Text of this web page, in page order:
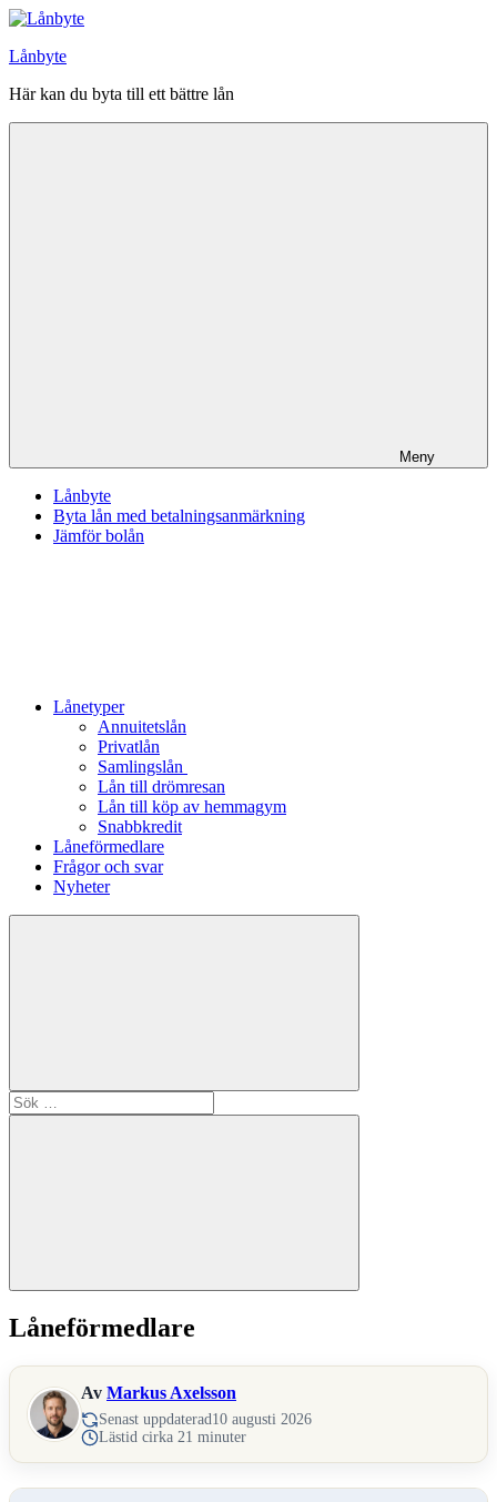
Hoppa
innehåll
Lånbyte
Här kan du byta till ett bättre lån
Meny
Lånbyte
Byta lån med betalningsanmärkning
Jämför bolån
Lånetyper
Annuitetslån
Privatlån
Samlingslån
Lån till drömresan
Lån till köp av hemmagym
Snabbkredit
Låneförmedlare
Frågor och svar
Nyheter
Sök
efter:
Sök
Låneförmedlare
Av Markus Axelsson
Senast uppdaterad 10 augusti 2026
Lästid cirka 21 minuter